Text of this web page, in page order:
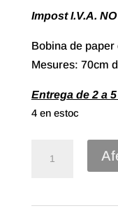
Impost I.V.A.
Bobina de
Mesures: 70cm
Entrega de 2 a
4 en estoc
Bobina